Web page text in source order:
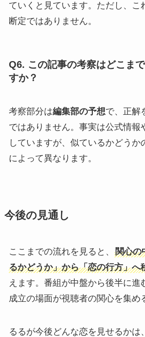
ていくと見ています。ただし、こ
断定ではありません。
Q6. この記事の考察はどこま
すか？
考察部分は編集部の予想で、正解
ではありません。事実は公式情報
していますが、似ているかどうか
によって異なります。
今後の見通し
ここまでの流れを見ると、 関心の
るかどうか」から「恋の行方」へ
えます。番組が中盤から後半に進
成立の場面が視聴者の関心を集め
るるが今後どんな恋を見せるかは